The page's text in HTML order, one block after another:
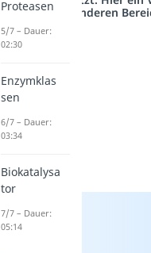
einem anderen
Proteasen
5/7 – Dauer:
02:30
Enzymklas
sen
6/7 – Dauer:
03:34
Biokatalysa
tor
7/7 – Dauer:
05:14